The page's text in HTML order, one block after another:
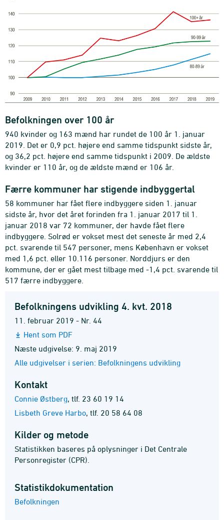
Befolkningen over 100 år
940 kvinder og 163 mænd har rundet de 100 år 1. januar
2019. Det er 0,9 pct. højere end samme tidspunkt sidste år,
og 36,2 pct. højere end samme tidspunkt i 2009. De ældste
kvinder er 110 år, og de ældste mænd er 106 år.
Færre kommuner har stigende indbyggertal
58 kommuner har fået flere indbyggere siden 1. januar
sidste år, hvor det året forinden fra 1. januar 2017 til 1.
januar 2018 var 72 kommuner, der havde fået flere
indbyggere. Solrød er vokset mest det seneste år med 2,4
pct. svarende til 547 personer, mens København er vokset
med 1,6 pct. eller 10.116 personer. Norddjurs er den
kommune, der er gået mest tilbage med -1,4 pct. svarende til
517 færre indbyggere.
Befolkningens udvikling 4. kvt. 2018
11. februar 2019 - Nr. 44
Hent som PDF
Næste udgivelse: 9. maj 2019
Alle udgivelser i serien: Befolkningens udvikling
Kontakt
Connie Østberg, tlf. 23 60 19 14
Lisbeth Greve Harbo, tlf. 20 58 64 08
Kilder og metode
Statistikken baseres på oplysninger i Det Centrale
Personregister (CPR).
Statistik­dokumentation
Befolkningen